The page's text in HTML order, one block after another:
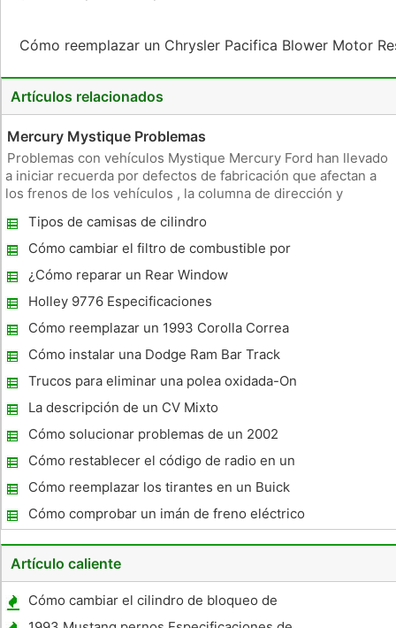
Cómo reemplazar un Chrysler Pacifica Blower Motor
Artículos relacionados
Mercury Mystique Problemas
Problemas con vehículos Mystique Mercury Ford han llevado
a iniciar recuerda por defectos de fabricación que afectan a
los frenos de los vehículos , la columna de dirección y
registrados deben haber sido notificado en 1999 o 2000
sobre estos re
Tipos de camisas de cilindro
Cómo cambiar el filtro de combustible por
92 F250 7.3L
¿Cómo reparar un Rear Window
Holley 9776 Especificaciones
Cómo reemplazar un 1993 Corolla Correa
Cómo instalar una Dodge Ram Bar Track
Trucos para eliminar una polea oxidada-On
de un cigüeñal
La descripción de un CV Mixto
Cómo solucionar problemas de un 2002
Chevy Tahoe
Cómo restablecer el código de radio en un
Volvo XC 70
Cómo reemplazar los tirantes en un Buick
Regal 2002
Cómo comprobar un imán de freno eléctrico
Artículo caliente
Cómo cambiar el cilindro de bloqueo de
teclas en un Chevy Lumina 1996